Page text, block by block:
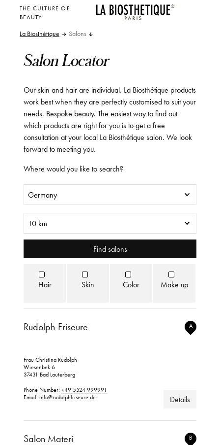
THE CULTURE OF
BEAUTY
La Biosthétique Salons
Salon Locator
Our skin and hair are individual. La Biosthétique products
work best when they are perfectly customised to suit your
needs. Bespoke beauty. The easiest way to find out
which products are right for you is to get a free
consultation at your local La Biosthétique salon. We look
forward to meeting you.
Where would you like to search?
Hair Skin Color Make up
Find salons
Rudolph-Friseure
Frau Christina Rudolph
Wiesenbek 6
37431 Bad Lauterberg
Phone Number: +49 5524 999991
Email: info@rudolphfriseure.de
A
Details
Salon Materi B